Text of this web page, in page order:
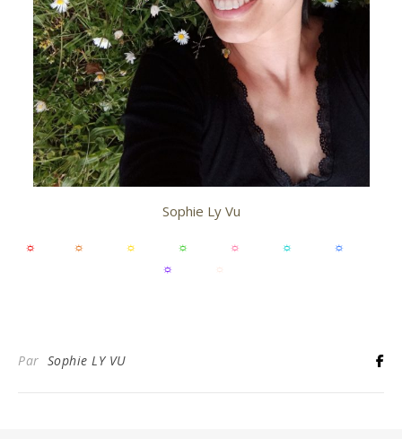
Sophie Ly Vu
☼
☼ ☼ ☼ ☼ ☼ ☼
☼
☼
Par Sophie LY VU